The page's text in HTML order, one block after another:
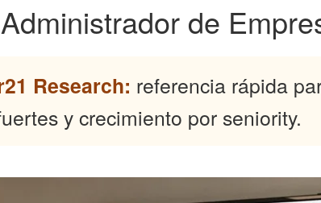
de
Research: referencia rápida
y crecimiento por seniority.